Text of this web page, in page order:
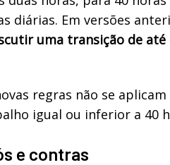
diárias. Em versões
uma transição de até
regras não se
igual ou inferior a 40
e contras